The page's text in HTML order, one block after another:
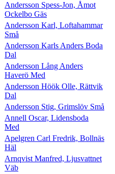
Andersson Spess-Jon, Åmot
Ockelbo Gäs
Andersson Karl, Loftahammar
Små
Andersson Karls Anders Boda
Dal
Andersson Lång Anders
Haverö Med
Andersson Höök Olle, Rättvik
Dal
Andersson Stig, Grimslöv Små
Annell Oscar, Lidensboda
Med
Apelgren Carl Fredrik, Bollnäs
Häl
Arnqvist Manfred, Ljusvattnet
Väb